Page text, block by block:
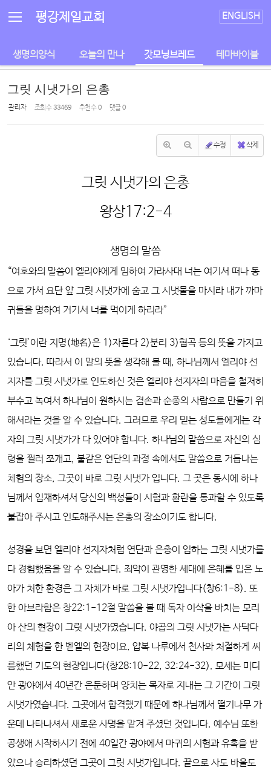
평강제일교회 ENGLISH
생명의양식 오늘의 만나 갓모닝브레드 테마바이블
그릿 시냇가의 은총
관리자 조회 수33469 추천 수0 댓글0
수정 삭제
그릿 시냇가의 은총
왕상17:2-4
생명의 말씀
“여호와의 말씀이 엘리야에게 임하여 가라사대 너는 여기서 떠나 동
으로 가서 요단 앞 그릿 시냇가에 숨고 그 시냇물을 마시라 내가 까마
귀들을 명하여 거기서 너를 먹이게 하리라”
‘그릿’이란 지명(地名)은 1)자른다 2)분리 3)협곡 등의 뜻을 가지고
있습니다. 따라서 이 말의 뜻을 생각해 볼 때, 하나님께서 엘리야 선
지자를 그릿 시냇가로 인도하신 것은 엘리야 선지자의 마음을 철저히
부수고 녹여서 하나님이 원하시는 겸손과 순종의 사람으로 만들기 위
해서라는 것을 알 수 있습니다. 그러므로 우리 믿는 성도들에게는 각
자의 그릿 시냇가가 다 있어야 합니다. 하나님의 말씀으로 자신의 심
령을 찔러 쪼개고, 불같은 연단의 과정 속에서도 말씀으로 거듭나는
체험의 장소, 그곳이 바로 그릿 시냇가 입니다. 그 곳은 동시에 하나
님께서 임재하셔서 당신의 백성들이 시험과 환란을 통과할 수 있도록
붙잡아 주시고 인도해주시는 은총의 장소이기도 합니다.
성경을 보면 엘리야 선지자처럼 연단과 은총이 임하는 그릿 시냇가를
다 경험했음을 알 수 있습니다. 죄악이 관영한 세대에 은혜를 입은 노
아가 처한 환경은 그 자체가 바로 그릿 시냇가입니다(창6:1-8). 또
한 아브라함은 창22:1-12절 말씀을 볼 때 독자 이삭을 바치는 모리
아 산의 현장이 그릿 시냇가였습니다. 야곱의 그릿 시냇가는 사닥다
리의 체험을 한 벧엘의 현장이요, 얍복 나루에서 천사와 처절하게 씨
름했던 기도의 현장입니다(창28:10-22, 32:24-32). 모세는 미디
안 광야에서 40년간 은둔하며 양치는 목자로 지내는 그 기간이 그릿
시냇가였습니다. 그곳에서 합격했기 때문에 하나님께서 떨기나무 가
운데 나타나셔서 새로운 사명을 맡겨 주셨던 것입니다. 예수님 또한
공생애 시작하시기 전에 40일간 광야에서 마귀의 시험과 유혹을 받
았으나 승리하셨던 그곳이 그릿 시냇가입니다. 끝으로 사도 바울도